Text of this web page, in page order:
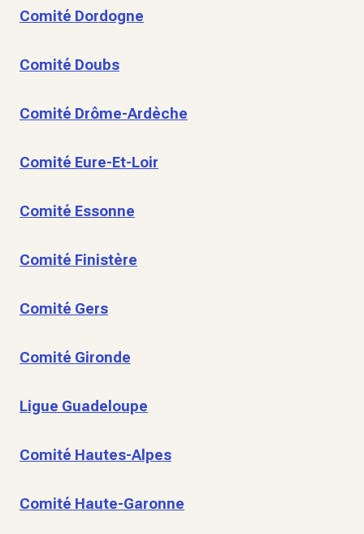
Comité Dordogne
Comité Doubs
Comité Drôme-Ardèche
Comité Eure-Et-Loir
Comité Essonne
Comité Finistère
Comité Gers
Comité Gironde
Ligue Guadeloupe
Comité Hautes-Alpes
Comité Haute-Garonne